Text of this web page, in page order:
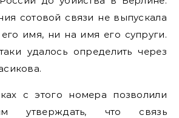
сотовой связи не выпускала
имя, ни на имя его супруги.
удалось определить через
с этого номера позволили
утверждать, что связь